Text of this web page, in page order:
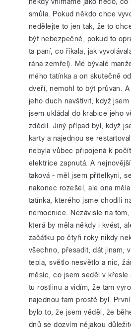
smůla. Pokud někdo chce
nedělejte to jen tak, že to
být nebezpečné, pokud to
ta paní, co říkala, jak
rána zemřel). Mé bývalé
mého tatínka a on skutečně
dveří, nemohl to být průvan.
jeho duch navštívit, když
jsem ukládal do krabice jeho
zdědil. Jiný případ byl, když
karty a najednou se
nebyla vůbec připojená k
elektrice zapnutá. A
taková - měl jsem přítelkyni,
nakonec rozešel, ale ona
tatínka, kterého jsme chodili
nemocnice. Nezávisle na tom,
která by měla někdy i kvést,
začátku po čtyři roky nikdy
všechno, přesadit, dát jinam,
tepla, světlo nesvětlo a nic,
měsíc, co jsem seděl v křesle
tu rostlinu a vidím, že tam
najednou tam prostě byl.
bylo to, že jsem věděl, že
dnů se dozvím nějakou